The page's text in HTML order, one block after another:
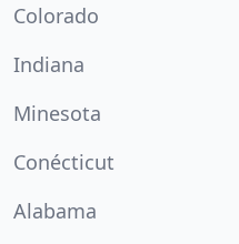
Colorado
Indiana
Minesota
Conécticut
Alabama